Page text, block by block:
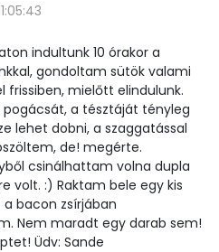
indultunk 10 órakor a
gondoltam sütök valami
mielőtt elindulunk.
a tésztáját tényleg
lehet dobni, a szaggatással
de! megérte.
csinálhattam volna dupla
volt. :) Raktam bele egy kis
bacon zsírjában
Nem maradt egy darab sem!
Üdv: Sande